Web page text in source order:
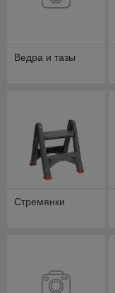
Ведра и тазы
Стремянки